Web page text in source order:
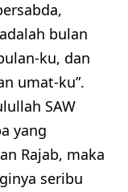
bulan
ku, dan
umat-ku”.
SAW
yang
Rajab, maka
seribu